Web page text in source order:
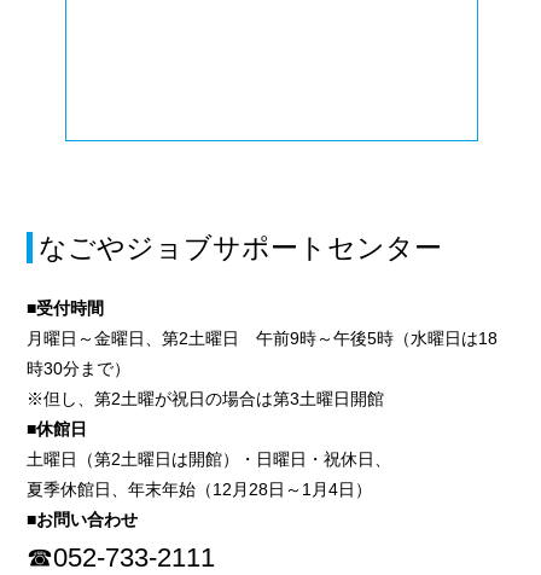
なごやジョブサポートセンター
■受付時間
月曜日～金曜日、第2土曜日 午前9時～午後5時（水曜日は18
時30分まで）
※但し、第2土曜が祝日の場合は第3土曜日開館
■休館日
土曜日（第2土曜日は開館）・日曜日・祝休日、
夏季休館日、年末年始（12月28日～1月4日）
■お問い合わせ
☎052-733-2111